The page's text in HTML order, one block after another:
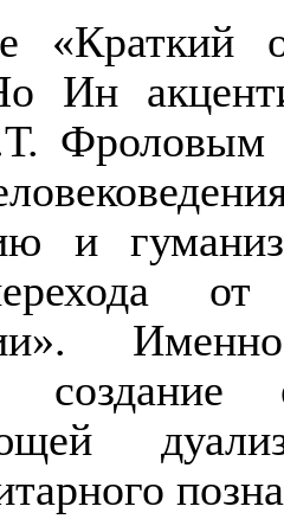
«Краткий
Ин
Фроловым
и